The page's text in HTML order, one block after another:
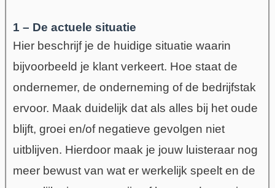
1 – De actuele situatie
Hier beschrijf je de huidige situatie waarin
bijvoorbeeld je klant verkeert. Hoe staat de
ondernemer, de onderneming of de bedrijfstak
ervoor. Maak duidelijk dat als alles bij het oude
blijft, groei en/of negatieve gevolgen niet
uitblijven. Hierdoor maak je jouw luisteraar nog
meer bewust van wat er werkelijk speelt en de